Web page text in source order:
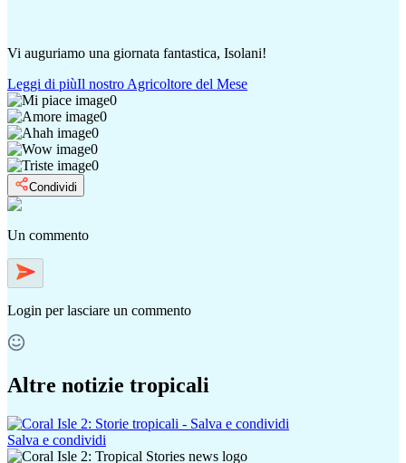
Vi auguriamo una giornata fantastica, Isolani!
Leggi di piùIl nostro Agricoltore del Mese
0
0
0
0
0
Condividi
Un commento
Login per lasciare un commento
Altre notizie tropicali
Salva e condividi